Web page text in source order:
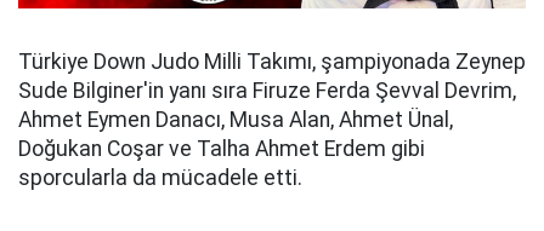
Türkiye Down Judo Milli Takımı, şampiyonada Zeynep
Sude Bilginer'in yanı sıra Firuze Ferda Şevval Devrim,
Ahmet Eymen Danacı, Musa Alan, Ahmet Ünal,
Doğukan Coşar ve Talha Ahmet Erdem gibi
sporcularla da mücadele etti.